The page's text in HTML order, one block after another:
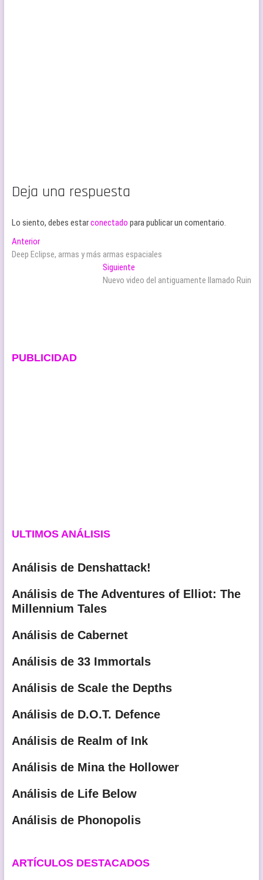
Deja una respuesta
Lo siento, debes estarconectado para publicar un comentario.
Navegación
de
AnteriorEntrada
anterior:
Deep Eclipse, armas y más armas espaciales
Siguiente
siguiente:
Nuevo video del antiguamente llamado Ruin
PUBLICIDAD
ULTIMOS ANÁLISIS
Análisis de Denshattack!
Análisis de The Adventures of Elliot: The
Millennium Tales
Análisis de Cabernet
Análisis de 33 Immortals
Análisis de Scale the Depths
Análisis de D.O.T. Defence
Análisis de Realm of Ink
Análisis de Mina the Hollower
Análisis de Life Below
Análisis de Phonopolis
ARTÍCULOS DESTACADOS